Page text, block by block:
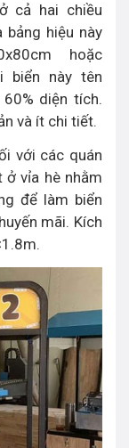
cả hai chiều
hiệu này
hoặc
biển này tên
diện tích.
và ít chi tiết.
với các quán
vỉa hè nhằm
để làm biển
mãi. Kích